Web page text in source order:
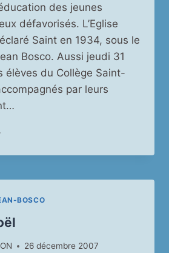
des jeunes
défavorisés. L’Eglise
Saint en 1934, sous le
Bosco. Aussi jeudi 31
élèves du Collège Saint-
par leurs
BOSCO
26 décembre 2007